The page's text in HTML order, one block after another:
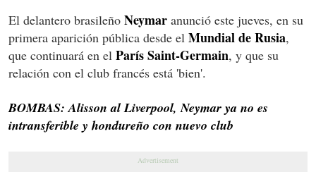
El delantero brasileño Neymar anunció este jueves, en su
primera aparición pública desde el Mundial de Rusia,
que continuará en el París Saint-Germain, y que su
relación con el club francés está 'bien'.
BOMBAS: Alisson al Liverpool, Neymar ya no es
intransferible y hondureño con nuevo club